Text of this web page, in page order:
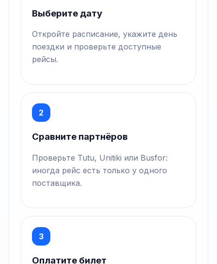
Выберите дату
Откройте расписание, укажите день
поездки и проверьте доступные
рейсы.
2
Сравните партнёров
Проверьте Tutu, Unitiki или Busfor:
иногда рейс есть только у одного
поставщика.
3
Оплатите билет